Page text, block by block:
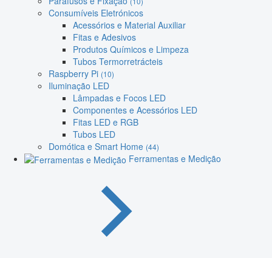
Consumíveis Eletrónicos
Acessórios e Material Auxiliar
Fitas e Adesivos
Produtos Químicos e Limpeza
Tubos Termorretrácteis
Raspberry Pi (10)
Iluminação LED
Lâmpadas e Focos LED
Componentes e Acessórios LED
Fitas LED e RGB
Tubos LED
Domótica e Smart Home (44)
Ferramentas e Medição